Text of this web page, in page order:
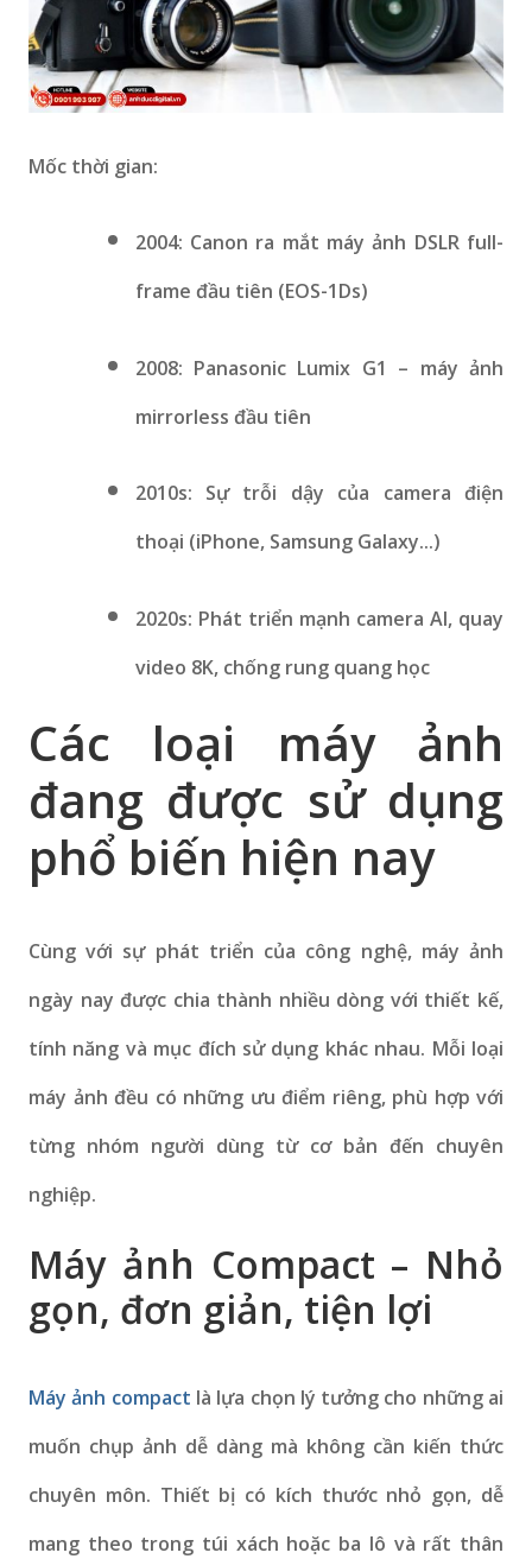
Mốc thời gian:
2004: Canon ra mắt máy ảnh DSLR full-
frame đầu tiên (EOS-1Ds)
2008: Panasonic Lumix G1 – máy ảnh
mirrorless đầu tiên
2010s: Sự trỗi dậy của camera điện
thoại (iPhone, Samsung Galaxy...)
2020s: Phát triển mạnh camera AI, quay
video 8K, chống rung quang học
Các loại máy ảnh
đang được sử dụng
phổ biến hiện nay
Cùng với sự phát triển của công nghệ, máy ảnh
ngày nay được chia thành nhiều dòng với thiết kế,
tính năng và mục đích sử dụng khác nhau. Mỗi loại
máy ảnh đều có những ưu điểm riêng, phù hợp với
từng nhóm người dùng từ cơ bản đến chuyên
nghiệp.
Máy ảnh Compact – Nhỏ
gọn, đơn giản, tiện lợi
Máy ảnh compact là lựa chọn lý tưởng cho những ai
muốn chụp ảnh dễ dàng mà không cần kiến thức
chuyên môn. Thiết bị có kích thước nhỏ gọn, dễ
mang theo trong túi xách hoặc ba lô và rất thân